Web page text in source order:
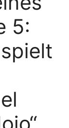
5: